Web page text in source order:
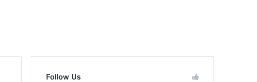
Follow Us